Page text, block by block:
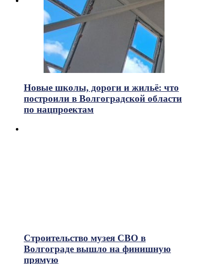
Новые школы, дороги и жильё: что
построили в Волгоградской области
по нацпроектам
Строительство музея СВО в
Волгограде вышло на финишную
прямую